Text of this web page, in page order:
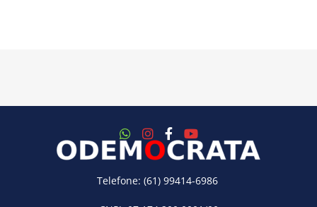
Telefone: (61) 99414-6986